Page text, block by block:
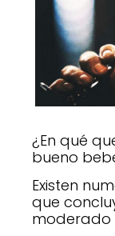
¿En qué
bueno
Existen
que
moderado